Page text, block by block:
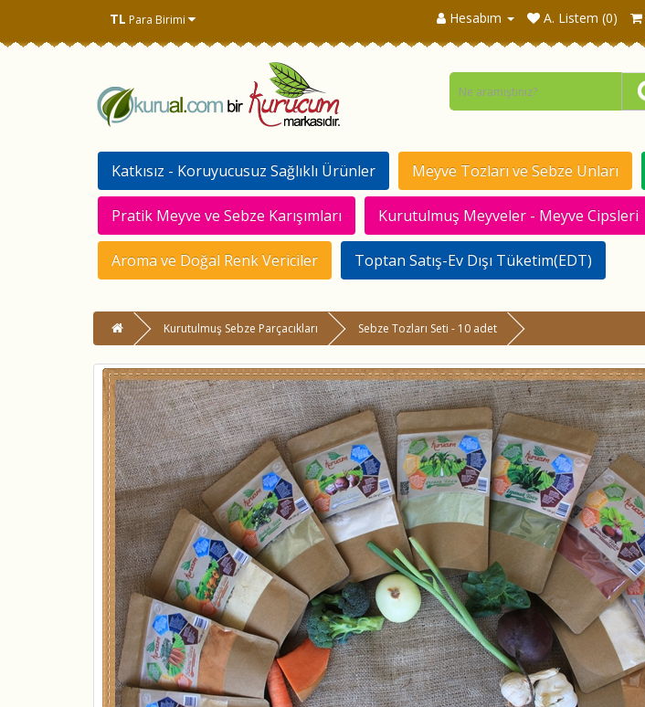
TL Para Birimi Hesabım A. Listem (0)
Katkısız - Koruyucusuz Sağlıklı Ürünler Meyve Tozları ve Sebze Unları
Pratik Meyve ve Sebze Karışımları Kurutulmuş Meyveler - Meyve Cipsleri
Aroma ve Doğal Renk Vericiler Toptan Satış-Ev Dışı Tüketim(EDT)
Kurutulmuş Sebze Parçacıkları Sebze Tozları Seti - 10 adet